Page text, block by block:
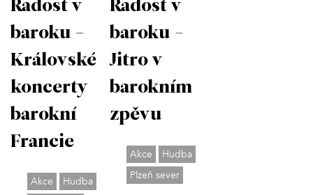
Radost v
baroku -
Královské
koncerty
barokní
Francie
Akce
Hudba
Radost v
baroku -
Jitro v
barokním
zpěvu
Akce
Hudba
Plzeň sever